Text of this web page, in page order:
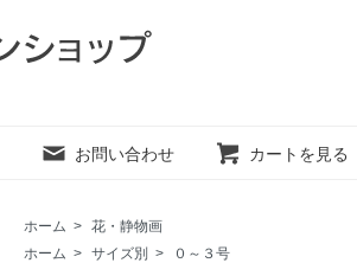
お問い合わせ カートを見る
ホーム > 花・静物画
ホーム > サイズ別 >
０～３号